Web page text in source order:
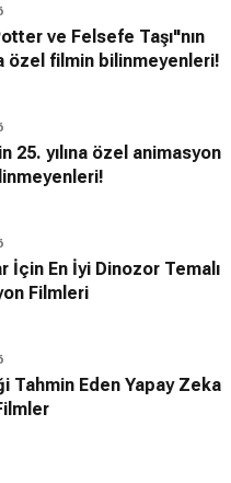
ve Felsefe Taşı"nın
özel filmin bilinmeyenleri!
25. yılına özel animasyon
İçin En İyi Dinozor Temalı
Filmleri
Tahmin Eden Yapay Zeka